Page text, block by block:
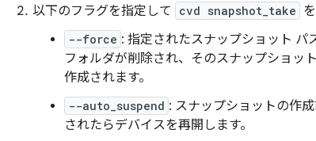
以下のフラグを指定して cvd snapshot_take
--force : 指定されたスナップショット パ
フォルダが削除され、そのスナップショッ
作成されます。
--auto_suspend : スナップショットの作
されたらデバイスを再開します。